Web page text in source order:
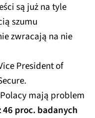
są już na tyle
szumu
zwracają na nie
President of
mają problem
46 proc. badanych